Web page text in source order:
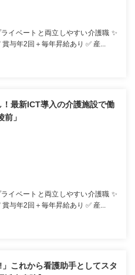
イベートと両立しやすい介護職 ✨
与年2回＋毎年昇給あり ✅ 産...
最新ICT導入の介護施設で働
」
イベートと両立しやすい介護職 ✨
与年2回＋毎年昇給あり ✅ 産...
これから看護助手としてスタ